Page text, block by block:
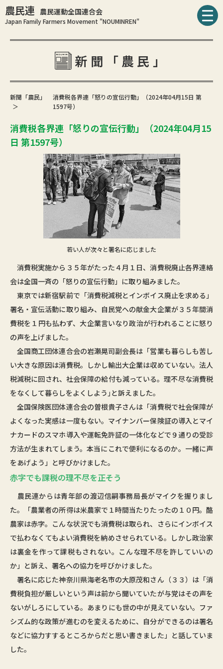
農民連 農民運動全国連合会
Japan Family Farmers Movement "NOUMINREN"
新聞「農民」
新聞「農民」
消費税各界連「怒りの宣伝行動」（2024年04月15日 第
1597号）
消費税各界連「怒りの宣伝行動」（2024年04月15
日 第1597号）
若い人が次々と署名に応じました
消費税実施から３５年がたった４月１日、消費税廃止各界連絡
会は全国一斉の「怒りの宣伝行動」に取り組みました。
東京では新宿駅前で「消費税減税とインボイス廃止を求める」
署名・宣伝活動に取り組み、自民党への献金大企業が３５年間消
費税を１円も払わず、大企業言いなり政治が行われることに怒り
の声を上げました。
全国商工団体連合会の岩瀬晃司副会長は「営業も暮らしも苦し
い大きな原因は消費税。しかし輸出大企業は収めていない。法人
税減税に回され、社会保障の給付も減っている。理不尽な消費税
をなくして暮らしをよくしよう｣と訴えました｡
全国保険医団体連合会の曽根貴子さんは「消費税で社会保障が
よくなった実感は一度もない。マイナンバー保険証の導入とマイ
ナカードのスマホ導入や運転免許証の一体化などで９通りの受診
方法が生まれてしまう。本当にこれで便利になるのか。一緒に声
をあげよう」と呼びかけました。
赤字でも課税の理不尽を正そう
農民連からは青年部の渡辺信嗣事務局長がマイクを握りまし
た。「農業者の所得は米農家で１時間当たりたったの１０円。酪
農家は赤字。こんな状況でも消費税は取られ、さらにインボイス
で払わなくてもよい消費税を納めさせられている。しかし政治家
は裏金を作って課税もされない。こんな理不尽を許していいの
か」と訴え、署名への協力を呼びかけました。
署名に応じた神奈川県海老名市の大原茂和さん（３３）は「消
費税負担が厳しいという声は前から聞いていたが与党はその声を
ないがしろにしている。あまりにも世の中が見えていない。ファ
シズム的な政策が進むのを変えるために、自分ができるのは署名
などに協力すするところからだと思い書きました」と話していま
した。